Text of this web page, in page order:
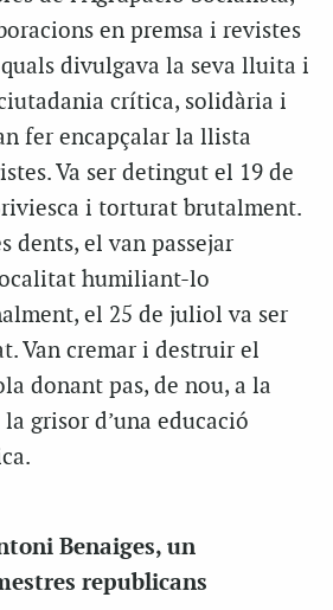
en premsa i revistes
quals divulgava la seva lluita i
crítica, solidària i
fer encapçalar la llista
Va ser detingut el 19 de
i torturat brutalment.
dents, el van passejar
humiliant-lo
el 25 de juliol va ser
Van cremar i destruir el
donant pas, de nou, a la
grisor d’una educació
Benaiges, un
republicans